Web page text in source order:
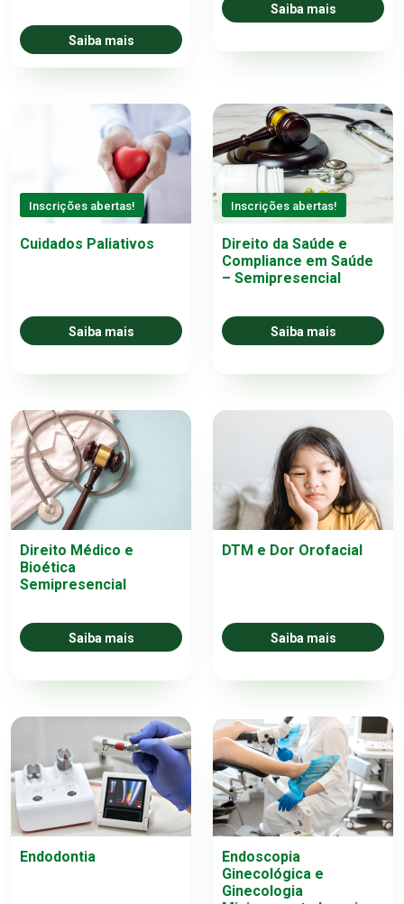
Saiba mais
Saiba mais
Inscrições abertas!
Cuidados Paliativos
Saiba mais
Inscrições abertas!
Direito da Saúde e
Compliance em Saúde
– Semipresencial
Saiba mais
Direito Médico e
Bioética
Semipresencial
Saiba mais
DTM e Dor Orofacial
Saiba mais
Endodontia
Endoscopia
Ginecológica e
Ginecologia